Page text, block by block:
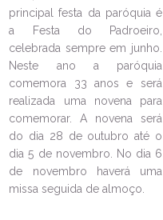
principal festa da paróquia é
a Festa do Padroeiro,
celebrada sempre em junho.
Neste ano a paróquia
comemora 33 anos e será
realizada uma novena para
comemorar. A novena será
do dia 28 de outubro até o
dia 5 de novembro. No dia 6
de novembro haverá uma
missa seguida de almoço.